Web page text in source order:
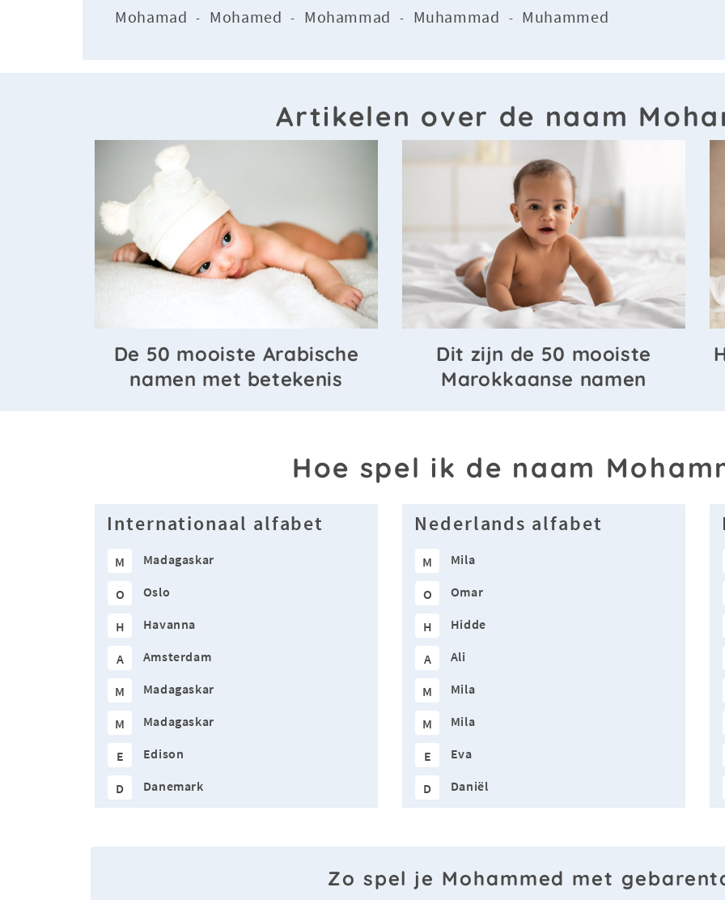
Mohamad - Mohamed - Mohammad - Muhammad - Muhammed
Artikelen over de naam
De 50 mooiste Arabische
namen met betekenis
Dit zijn de 50 mooiste
Marokkaanse namen
Hoe spel ik de naam
Internationaal alfabet
M Madagaskar
O Oslo
H Havanna
A Amsterdam
M Madagaskar
M Madagaskar
E Edison
D Danemark
Nederlands alfabet
M Mila
O Omar
H Hidde
A Ali
M Mila
M Mila
E Eva
D Daniël
Zo spel je Mohammed met